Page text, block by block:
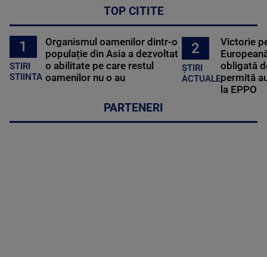
TOP CITITE
1
STIRI
STIINTA
Organismul oamenilor dintr-o
populație din Asia a dezvoltat
o abilitate pe care restul
oamenilor nu o au
2
ȘTIRI
ACTUALE
Victorie
obligată
permită
la EPPO
PARTENERI